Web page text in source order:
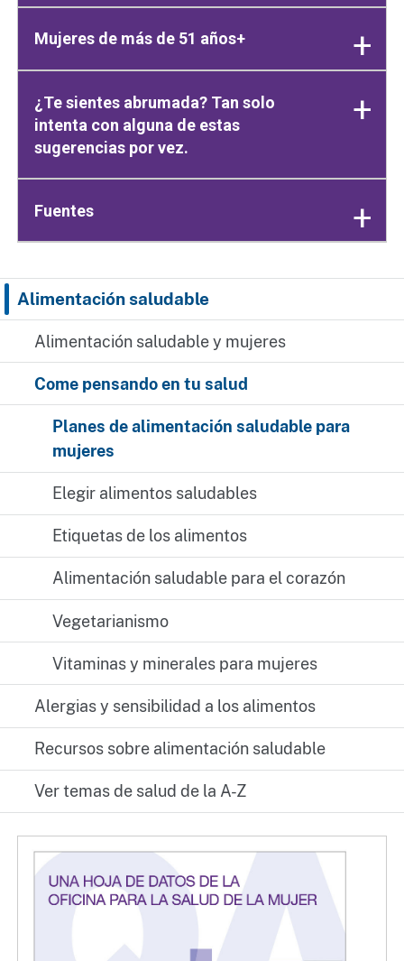
Alimentación saludable
Alimentación saludable y mujeres
Come pensando en tu salud
Planes de alimentación saludable para
mujeres
Elegir alimentos saludables
Etiquetas de los alimentos
Alimentación saludable para el corazón
Vegetarianismo
Vitaminas y minerales para mujeres
Alergias y sensibilidad a los alimentos
Recursos sobre alimentación saludable
Ver temas de salud de la A-Z
Mujeres de más de 51 años+
¿Te sientes abrumada? Tan solo
intenta con alguna de estas
sugerencias por vez.
Fuentes